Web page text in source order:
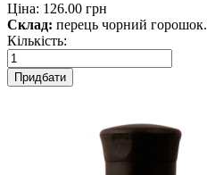
Ціна: 126.00 грн
Склад: перець чорний горошок.
Кількість:
Придбати